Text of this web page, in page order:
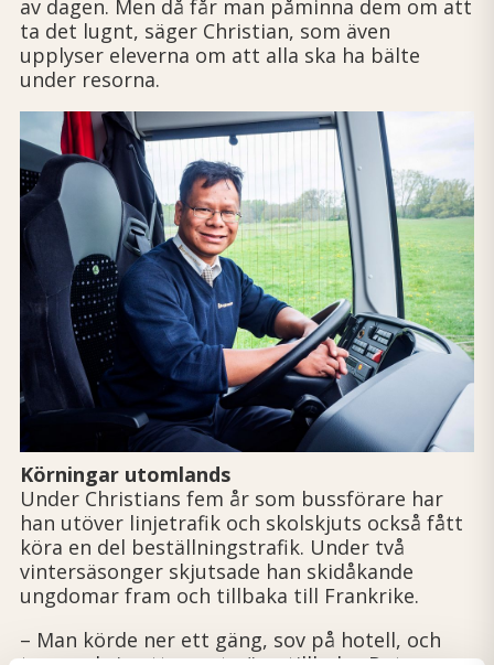
av dagen. Men då får man påminna dem om att
ta det lugnt, säger Christian, som även
upplyser eleverna om att alla ska ha bälte
under resorna.
Körningar utomlands
Under Christians fem år som bussförare har
han utöver linjetrafik och skolskjuts också fått
köra en del beställningstrafik. Under två
vintersäsonger skjutsade han skidåkande
ungdomar fram och tillbaka till Frankrike.
– Man körde ner ett gäng, sov på hotell, och